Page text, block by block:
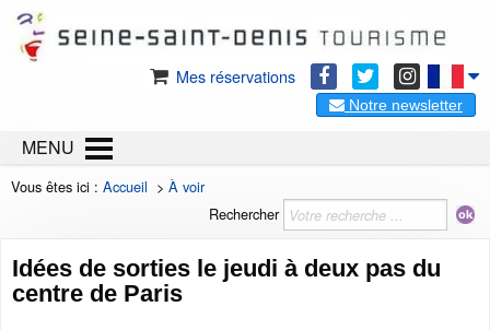
Mes réservations
Notre newsletter
MENU
Vous êtes ici : Accueil > À voir
Rechercher
Idées de sorties le jeudi à deux pas du
centre de Paris